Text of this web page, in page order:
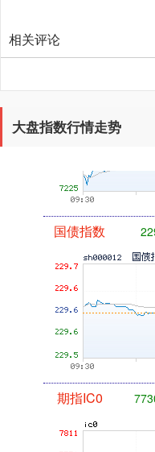
相关评论
大盘指数行情走势
基金指数
国债指数
期指IC0